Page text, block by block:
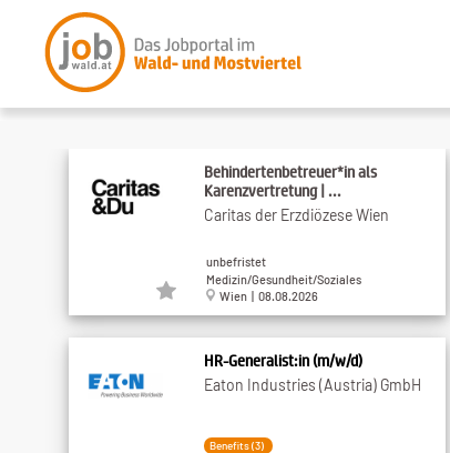
Behindertenbetreuer*in als
Karenzvertretung | ...
Caritas der Erzdiözese Wien
unbefristet
Medizin/Gesundheit/Soziales
Wien | 08.08.2026
HR-Generalist:in (m/w/d)
Eaton Industries (Austria) GmbH
Benefits (3)